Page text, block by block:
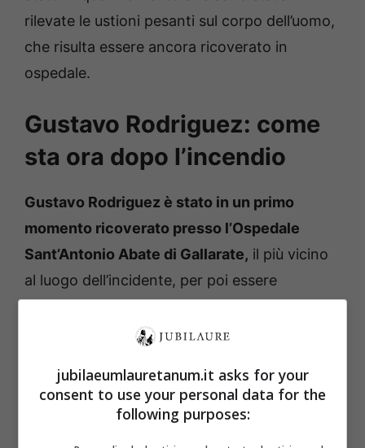
rilevate le ustioni pesanti sul corpo dell’uomo,
che risulta essere ancora ricoverato in
ospedale.
Gustavo Rodriguez: come
sta ora dopo l’incendio
Gustavo Rodriguez è stato in un primo
momento ricoverato presso l’Ospedale
Sant’Antonio Abate di Gallarate, il più vicino
al luogo dell’incidente, per poi essere
tuttora, nel reparto Grandi Ustionati, in
Secondo quanto trapela, l’uomo
jubilaeumlauretanum.it asks for your
consent to use your personal data for the
following purposes: